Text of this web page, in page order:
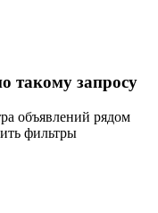
такому запросу
объявлений рядом
фильтры